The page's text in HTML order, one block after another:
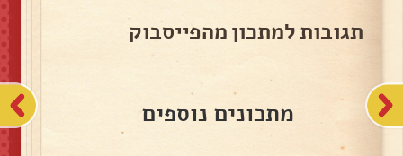
תגובות למתכון מהפייסבוק
מתכונים נוספים